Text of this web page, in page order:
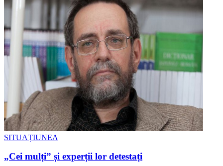
SITUAȚIUNEA
„Cei mulți” și experții lor detestați